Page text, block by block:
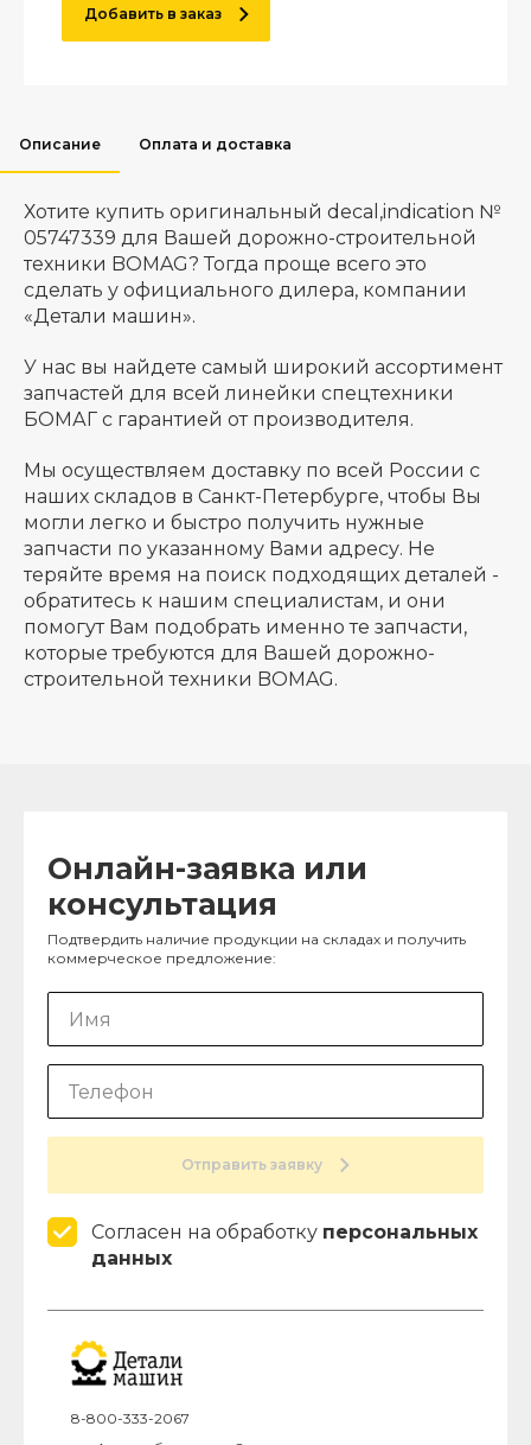
Добавить в заказ
Описание Оплата и доставка
Хотите купить оригинальный decal,indication №
05747339 для Вашей дорожно-строительной
техники BOMAG? Тогда проще всего это
сделать у официального дилера, компании
«Детали машин».
У нас вы найдете самый широкий ассортимент
запчастей для всей линейки спецтехники
БОМАГ с гарантией от производителя.
Мы осуществляем доставку по всей России с
наших складов в Санкт-Петербурге, чтобы Вы
могли легко и быстро получить нужные
запчасти по указанному Вами адресу. Не
теряйте время на поиск подходящих деталей -
обратитесь к нашим специалистам, и они
помогут Вам подобрать именно те запчасти,
которые требуются для Вашей дорожно-
строительной техники BOMAG.
Онлайн-заявка или
консультация
Подтвердить наличие продукции на складах и получить
коммерческое предложение:
Отправить заявку
Согласен на обработку персональных
данных
8-800-333-2067